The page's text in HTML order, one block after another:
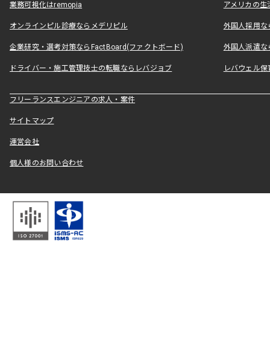
業務可視化はremopia アメリカの
オンラインピル診療ならメデリピル 外国人採用
企業研究・選考対策ならFactBoard(ファクトボード) 外国人派遣な
ドライバー・施工管理技士の転職ならレバジョブ レバウェル
フリーランスエンジニアの求人・案件
サイトマップ
運営会社
個人様のお問い合わせ